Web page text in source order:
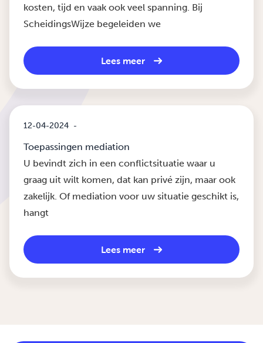
kosten, tijd en vaak ook veel spanning. Bij
ScheidingsWijze begeleiden we
Lees meer
12-04-2024 -
Toepassingen mediation
U bevindt zich in een conflictsituatie waar u
graag uit wilt komen, dat kan privé zijn, maar ook
zakelijk. Of mediation voor uw situatie geschikt is,
hangt
Lees meer